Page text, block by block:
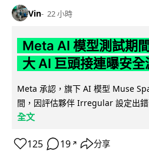
Vin 22 小時
Meta AI 模型測試期
大 AI 巨頭接連曝安全
Meta 承認，旗下 AI 模型 Muse
間，因評估夥伴 Irregular 設定出
全文
125 19 ↗ 分享